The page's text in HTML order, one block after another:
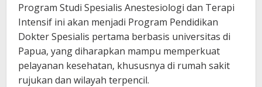
Program Studi Spesialis Anestesiologi dan Terapi
Intensif ini akan menjadi Program Pendidikan
Dokter Spesialis pertama berbasis universitas di
Papua, yang diharapkan mampu memperkuat
pelayanan kesehatan, khususnya di rumah sakit
rujukan dan wilayah terpencil.